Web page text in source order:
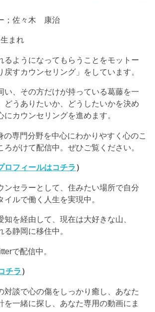
；佐々木 康治
まれ
るようになってもらうことをモットー
戻すカウンセリング」をしています。
い、その方だけが持っている葛藤を一
どうありたいか、どうしたいかを決め
にカウンセリングを進めます。
の専門分野を中心にわかりやすく心のこ
ろがけて配信中。ぜひご覧ください。
ロフィールはコチラ ）
ンセラーとして、住みたい場所で自分
イルで働く人生を実現中。
知を経由して、現在は大好きな山、
静岡に移住中。
で配信中。
チラ ）
対談で心の傷をしっかり癒し、あなた
を一緒に探し、あなた専用の動画にま